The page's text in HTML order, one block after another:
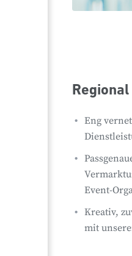
Eng
Event-
Kreativ,
mit